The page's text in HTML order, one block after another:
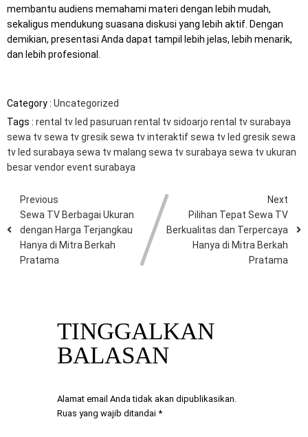
membantu audiens memahami materi dengan lebih mudah,
sekaligus mendukung suasana diskusi yang lebih aktif. Dengan
demikian, presentasi Anda dapat tampil lebih jelas, lebih menarik,
dan lebih profesional.
Category : Uncategorized
Tags : rental tv led pasuruan rental tv sidoarjo rental tv surabaya
sewa tvsewa tv gresiksewa tv interaktifsewa tv led gresiksewa
tv led surabaya sewa tv malang sewa tv surabaya sewa tv ukuran
besarvendor event surabaya
Previous
Sewa TV Berbagai Ukuran
dengan Harga Terjangkau
Hanya di Mitra Berkah
Pratama
Next
Pilihan Tepat Sewa TV
Berkualitas dan Terpercaya
Hanya di Mitra Berkah
Pratama
TINGGALKAN
BALASAN
Alamat email Anda tidak akan dipublikasikan.
Ruas yang wajib ditandai *